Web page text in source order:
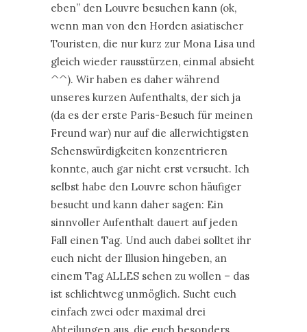
eben” den Louvre besuchen kann (ok,
wenn man von den Horden asiatischer
Touristen, die nur kurz zur Mona Lisa und
gleich wieder rausstürzen, einmal absieht
^^). Wir haben es daher während
unseres kurzen Aufenthalts, der sich ja
(da es der erste Paris-Besuch für meinen
Freund war) nur auf die allerwichtigsten
Sehenswürdigkeiten konzentrieren
konnte, auch gar nicht erst versucht. Ich
selbst habe den Louvre schon häufiger
besucht und kann daher sagen: Ein
sinnvoller Aufenthalt dauert auf jeden
Fall einen Tag. Und auch dabei solltet ihr
euch nicht der Illusion hingeben, an
einem Tag ALLES sehen zu wollen – das
ist schlichtweg unmöglich. Sucht euch
einfach zwei oder maximal drei